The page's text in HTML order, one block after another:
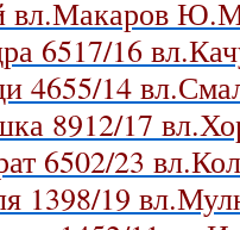
вл.Макаров
6517/16
4655/14
8912/17
6502/23
1398/19